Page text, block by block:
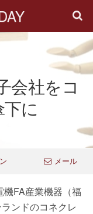
会社をコ
に
メール
FA産業機器（福
ンドのコネクレ